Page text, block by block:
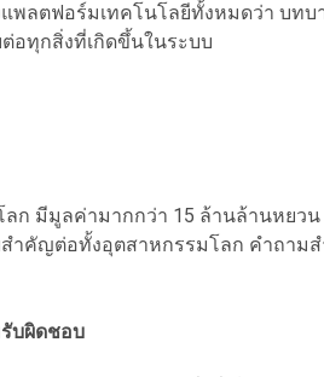
พลตฟอร์มเทคโนโลยีทั้งหมดว่า บท
อทุกสิ่งที่เกิดขึ้นในระบบ
มีมูลค่ามากกว่า 15 ล้านล้านหยวน
ำคัญต่อทั้งอุตสาหกรรมโลก คำถาม
บผิดชอบ